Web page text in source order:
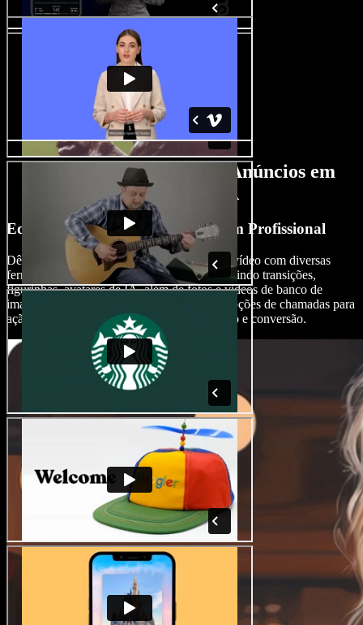
Recursos do Criador de Anúncios em
Vídeo com IA
Edite Anúncios em Vídeo Como um Profissional
Dê um toque especial aos seus anúncios em vídeo com diversas
ferramentas e efeitos de edição com IA, incluindo transições,
figurinhas, avatares de IA, além de fotos e vídeos de banco de
imagens, criando anúncios completos com opções de chamadas para
ação envolventes que estimulam engajamento e conversão.